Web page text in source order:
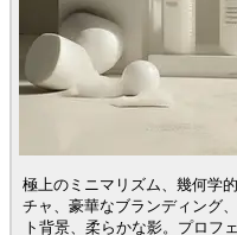
極上のミニマリズム、幾何学
チャ、豪華なブランディング
ト背景、柔らかな影。プロフ